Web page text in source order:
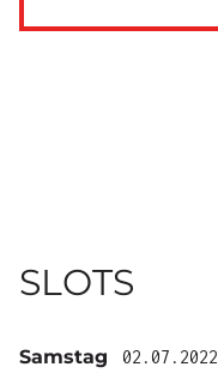
SLOTS
Samstag 02.07.2022